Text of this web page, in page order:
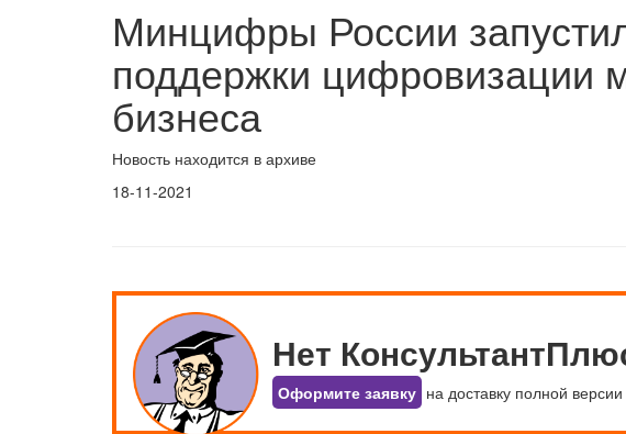
Минцифры России
поддержки цифровизации
бизнеса
Новость находится в архиве
18-11-2021
Нет
Оформите заявку на доставку полной